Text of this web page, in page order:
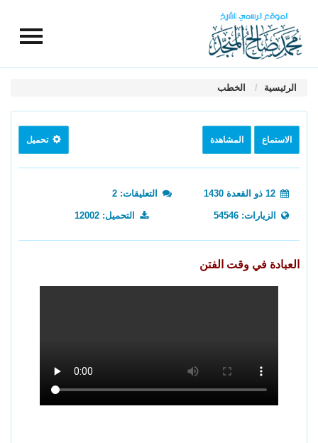
الرئيسية الخطب
الاستماع المشاهدة تحميل
التعليقات: 2
الزيارات: 54546 التحميل: 12002
العبادة في وقت الفتن